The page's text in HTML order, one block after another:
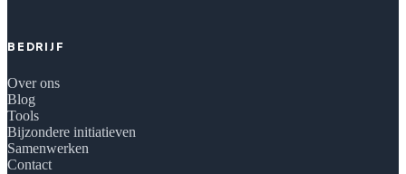
BEDRIJF
Over ons
Blog
Tools
Bijzondere initiatieven
Samenwerken
Contact